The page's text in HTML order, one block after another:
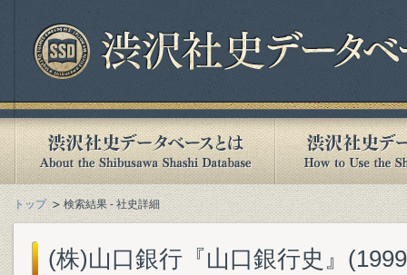
トップ 検索結果 - 社史詳細
(株)山口銀行『山口銀行史』